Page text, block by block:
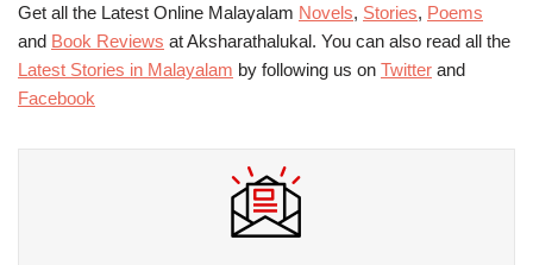
Get all the Latest Online Malayalam Novels, Stories, Poems
and Book Reviews at Aksharathalukal. You can also read all the
Latest Stories in Malayalam by following us on Twitter and
Facebook